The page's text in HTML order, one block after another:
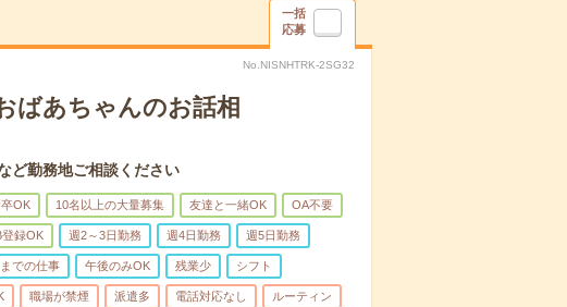
一括
応募
No.NISNHTRK-2SG32
ばあちゃんのお話相
勤務地ご相談ください
OK 10名以上の大量募集 友達と一緒OK OA不要
登録OK 週2～3日勤務 週4日勤務 週5日勤務
での仕事 午後のみOK 残業少 シフト
職場が禁煙 派遣多 電話対応なし ルーティン